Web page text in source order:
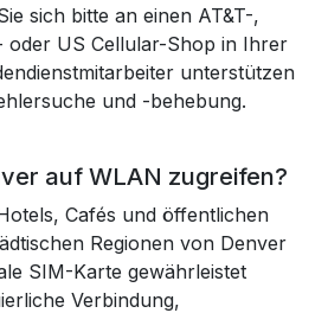
sich bitte an einen AT&T-,
oder US Cellular-Shop in Ihrer
unterstützen
und -behebung.
auf WLAN zugreifen?
Cafés und öffentlichen
Regionen von Denver
SIM-Karte gewährleistet
Verbindung,